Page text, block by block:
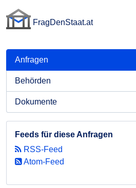
FragDenStaat.at
Anfragen
Behörden
Dokumente
Feeds für diese Anfragen
RSS-Feed
Atom-Feed